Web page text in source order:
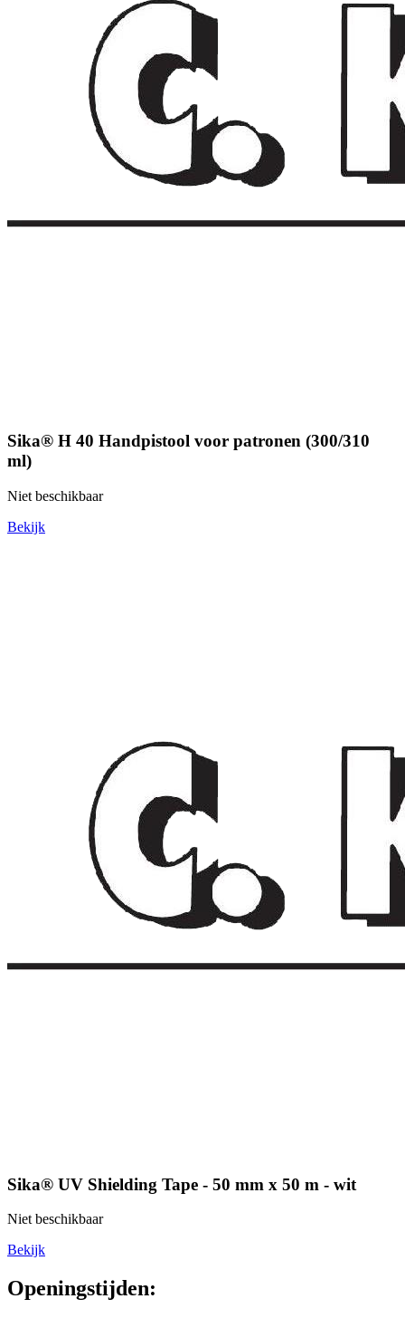
Sika® H 40 Handpistool voor patronen (300/310
ml)
Niet beschikbaar
Bekijk
Sika® UV Shielding Tape - 50 mm x 50 m - wit
Niet beschikbaar
Bekijk
Openingstijden: